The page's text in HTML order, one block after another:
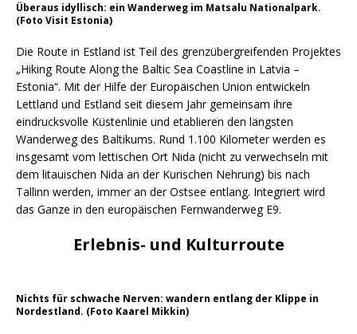
Überaus idyllisch: ein Wanderweg im Matsalu Nationalpark.
(Foto Visit Estonia)
Die Route in Estland ist Teil des grenzübergreifenden Projektes
„Hiking Route Along the Baltic Sea Coastline in Latvia –
Estonia“. Mit der Hilfe der Europäischen Union entwickeln
Lettland und Estland seit diesem Jahr gemeinsam ihre
eindrucksvolle Küstenlinie und etablieren den längsten
Wanderweg des Baltikums. Rund 1.100 Kilometer werden es
insgesamt vom lettischen Ort Nida (nicht zu verwechseln mit
dem litauischen Nida an der Kurischen Nehrung) bis nach
Tallinn werden, immer an der Ostsee entlang. Integriert wird
das Ganze in den europäischen Fernwanderweg E9.
Erlebnis- und Kulturroute
Nichts für schwache Nerven: wandern entlang der Klippe in
Nordestland. (Foto Kaarel Mikkin)